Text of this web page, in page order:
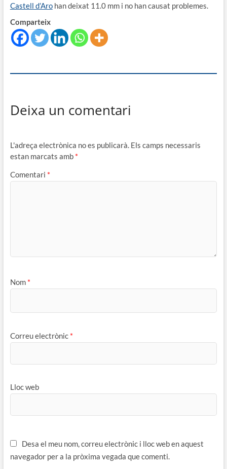
Castell d’Arohan deixat 11.0 mm i no han causat problemes.
Comparteix
Deixa un comentari
L'adreça electrònica no es publicarà. Els camps necessaris
estan marcats amb *
Comentari *
Nom *
Correu electrònic *
Lloc web
Desa el meu nom, correu electrònic i lloc web en aquest
navegador per a la pròxima vegada que comenti.